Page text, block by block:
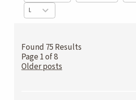
33
results
available
Found 75 Results
Page 1 of 8
Older posts